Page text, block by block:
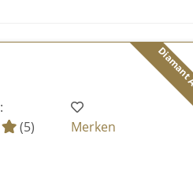
(5)
Merken